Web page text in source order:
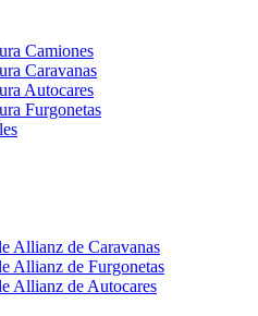
Camiones
Caravanas
Autocares
Furgonetas
Allianz de Caravanas
Allianz de Furgonetas
Allianz de Autocares